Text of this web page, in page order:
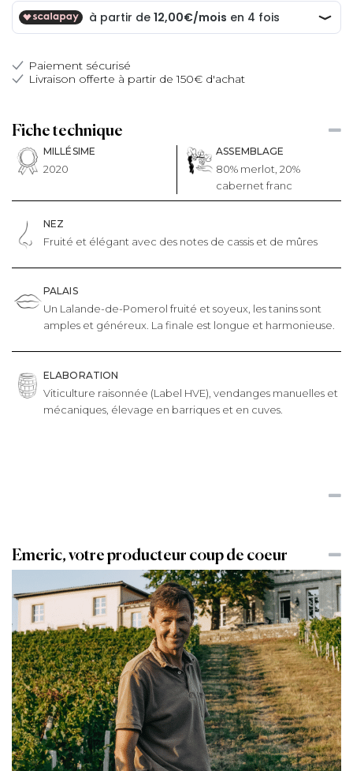
Paiement sécurisé
Livraison offerte à partir de 150€ d'achat
Fiche technique
MILLÉSIME
2020
ASSEMBLAGE
80% merlot, 20%
cabernet franc
NEZ
Fruité et élégant avec des notes de cassis et de mûres
PALAIS
Un Lalande-de-Pomerol fruité et soyeux, les tanins sont
amples et généreux. La finale est longue et harmonieuse.
ELABORATION
Viticulture raisonnée (Label HVE), vendanges manuelles et
mécaniques, élevage en barriques et en cuves.
Emeric, votre producteur coup de coeur